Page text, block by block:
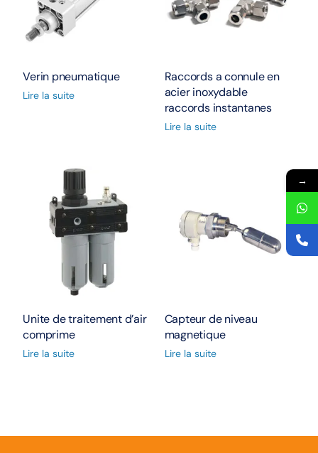
Verin pneumatique
Lire la suite
Raccords a connule en
acier inoxydable
raccords instantanes
Lire la suite
Unite de traitement d’air
comprime
Lire la suite
Capteur de niveau
magnetique
Lire la suite
→